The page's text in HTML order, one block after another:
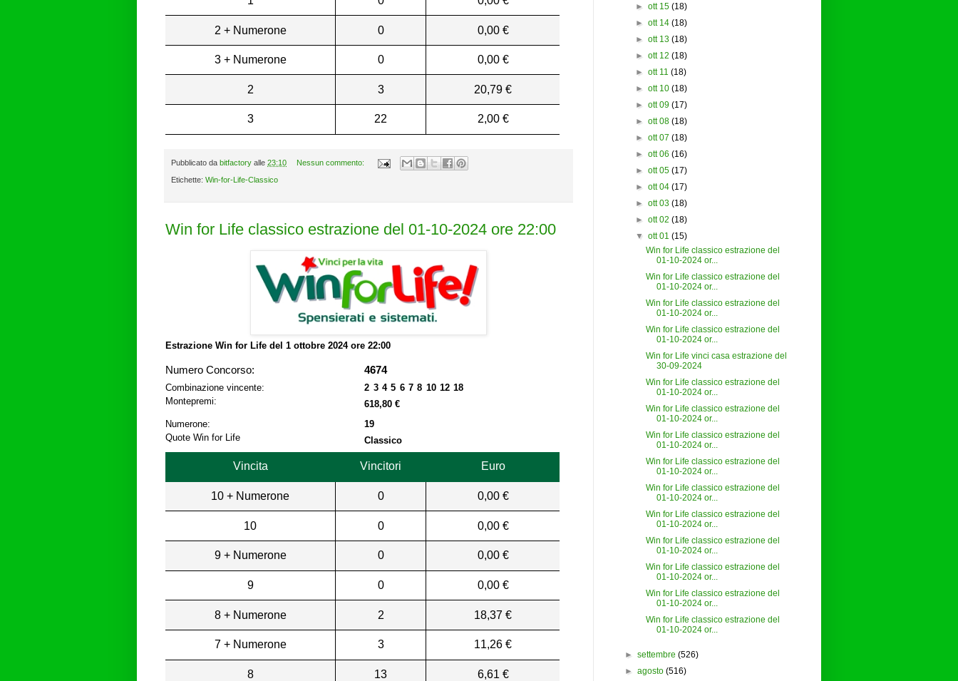
2 + Numerone 0 0,00 €
3 + Numerone 0 0,00 €
2 3 20,79 €
3 22 2,00 €
Pubblicato da bitfactory alle 23:10 Nessun commento:
Etichette: Win-for-Life-Classico
Win for Life classico estrazione del 01-10-2024 ore 22:00
Estrazione Win for Life del 1 ottobre 2024 ore 22:00
Numero Concorso: 4674
Combinazione vincente:
2 3 4 5 6 7 8 10 12 18
Montepremi:
618,80 €
Numerone:
19
Quote Win for Life
Classico
Vincita Vincitori Euro
10 + Numerone 0 0,00 €
10 0 0,00 €
9 + Numerone 0 0,00 €
9 0 0,00 €
8 + Numerone 2 18,37 €
7 + Numerone 3 11,26 €
8 13 6,61 €
► ott 15 (18)
► ott 14 (18)
► ott 13 (18)
► ott 12 (18)
► ott 11 (18)
► ott 10 (18)
► ott 09 (17)
► ott 08 (18)
► ott 07 (18)
► ott 06 (16)
► ott 05 (17)
► ott 04 (17)
► ott 03 (18)
► ott 02 (18)
▼ ott 01 (15)
Win for Life classico estrazione del
01-10-2024 or...
Win for Life classico estrazione del
01-10-2024 or...
Win for Life classico estrazione del
01-10-2024 or...
Win for Life classico estrazione del
01-10-2024 or...
Win for Life vinci casa estrazione del
30-09-2024
Win for Life classico estrazione del
01-10-2024 or...
Win for Life classico estrazione del
01-10-2024 or...
Win for Life classico estrazione del
01-10-2024 or...
Win for Life classico estrazione del
01-10-2024 or...
Win for Life classico estrazione del
01-10-2024 or...
Win for Life classico estrazione del
01-10-2024 or...
Win for Life classico estrazione del
01-10-2024 or...
Win for Life classico estrazione del
01-10-2024 or...
Win for Life classico estrazione del
01-10-2024 or...
Win for Life classico estrazione del
01-10-2024 or...
►settembre (526)
►agosto (516)